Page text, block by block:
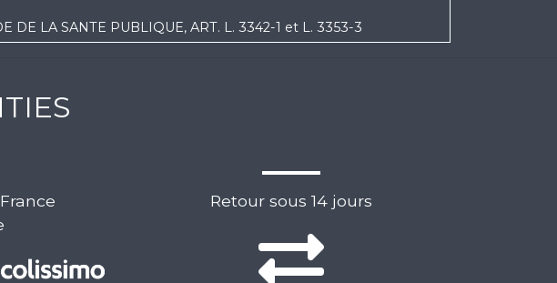
LA SANTE PUBLIQUE, ART. L. 3342-1 et L. 3353-3
Retour sous 14 jours